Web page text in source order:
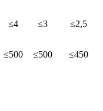
≤4 ≤3 ≤2,5
≤500 ≤500 ≤450